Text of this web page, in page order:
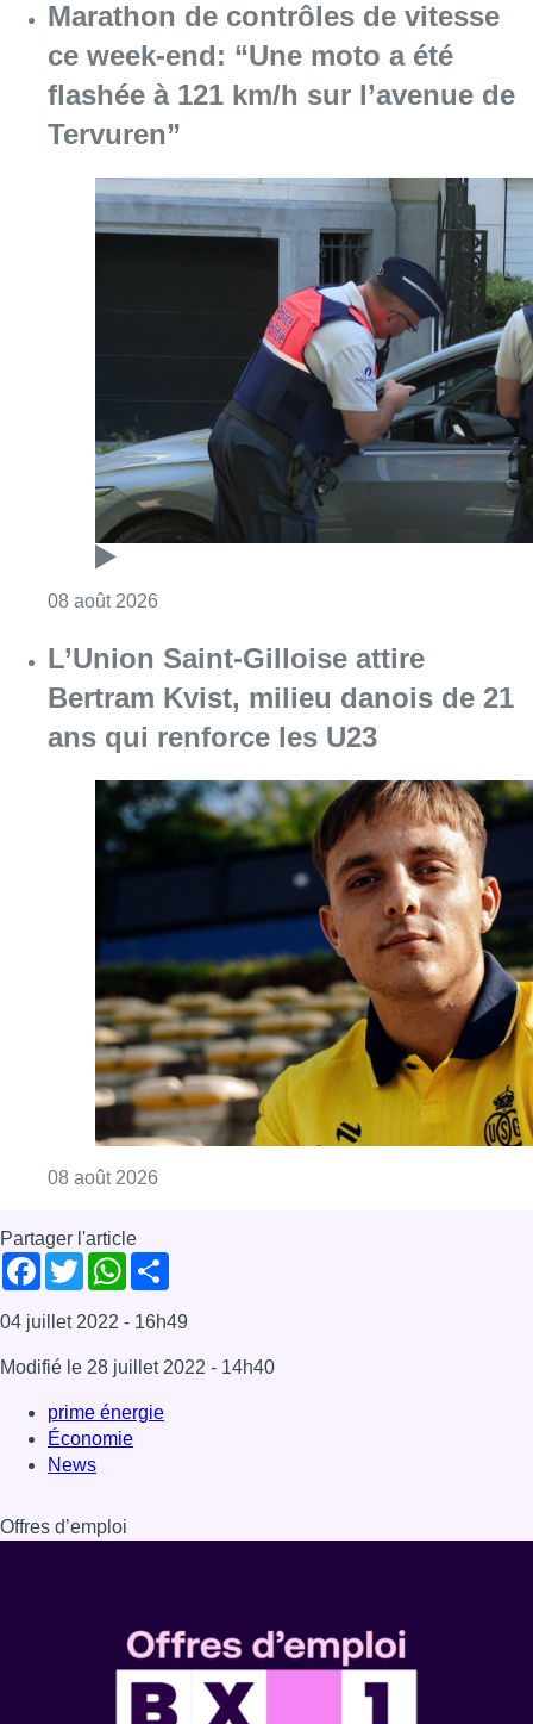
Marathon de contrôles de vitesse
ce week-end: “Une moto a été
flashée à 121 km/h sur l’avenue de
Tervuren”
08 août 2026
L’Union Saint-Gilloise attire
Bertram Kvist, milieu danois de 21
ans qui renforce les U23
08 août 2026
Partager l'article
Facebook
TwitterWhatsApp
04 juillet 2022 - 16h49
Modifié le 28 juillet 2022 - 14h40
prime énergie
Économie
News
Offres d’emploi